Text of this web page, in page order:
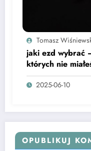
Tomasz
jaki ezd wybrać
których nie
2025-06-10
OPUBLIKUJ